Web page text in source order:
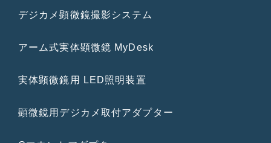
デジカメ顕微鏡撮影システム
アーム式実体顕微鏡 MyDesk
実体顕微鏡用 LED照明装置
顕微鏡用デジカメ取付アダプター